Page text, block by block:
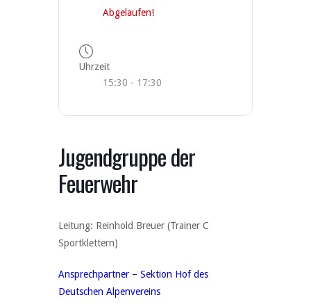
Abgelaufen!
Uhrzeit
15:30 - 17:30
Jugendgruppe der
Feuerwehr
Leitung: Reinhold Breuer (Trainer C
Sportklettern)
Ansprechpartner – Sektion Hof des
Deutschen Alpenvereins